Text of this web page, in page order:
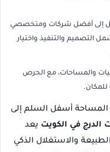
إلى أفضل شركات ومتخصصي
التصميم والتنفيذ واختيار
والمساحات، مع الحرص
المساحة أسفل السلم إلى
الدرج في الكويت يعد
والاستغلال الذكي